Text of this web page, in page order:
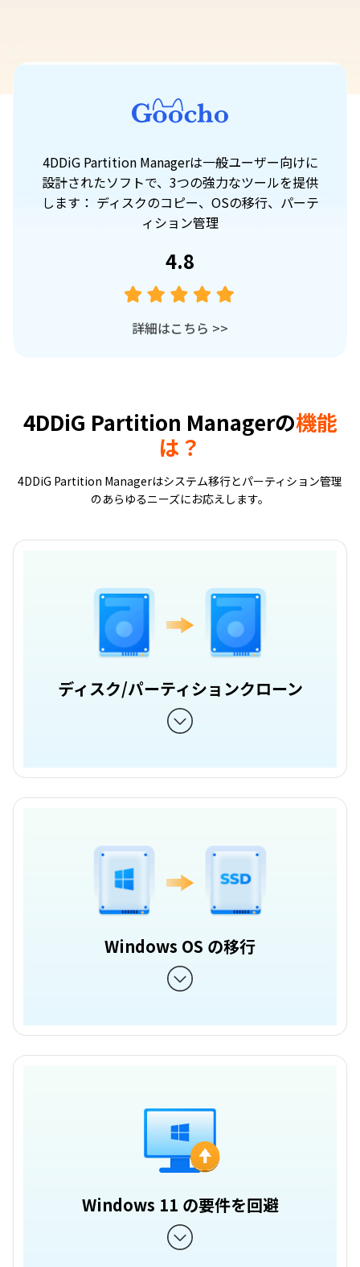
4DDiG Partition Managerは一般ユーザー向けに
設計されたソフトで、3つの強力なツールを提供
します： ディスクのコピー、OSの移行、パーテ
ィション管理
4.8
詳細はこちら >>
4DDiG Partition Managerの機能
は？
4DDiG Partition Managerはシステム移行とパーティション管理
のあらゆるニーズにお応えします。
ディスク/パーティションクローン
Windows OS の移行
Windows 11 の要件を回避